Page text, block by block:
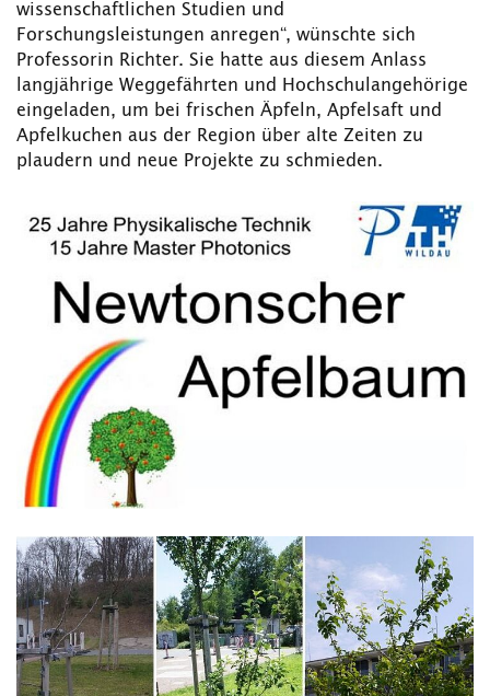
wissenschaftlichen Studien und
Forschungsleistungen anregen“, wünschte sich
Professorin Richter. Sie hatte aus diesem Anlass
langjährige Weggefährten und Hochschulangehörige
eingeladen, um bei frischen Äpfeln, Apfelsaft und
Apfelkuchen aus der Region über alte Zeiten zu
plaudern und neue Projekte zu schmieden.